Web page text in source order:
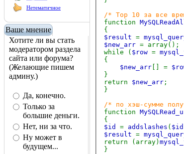
Нетематичное
Ваше мнение
Хотите ли вы стать
модератором раздела
сайта или форума?
(Желающие пишем
админу.)
Да, конечно.
Только за
большие деньги.
Нет, ни за что.
Ну может в
будущем...
/* Top 10 за все
function
{
$result =
$new_arr = array();
while ( $row =
{
$new_arr [] =
}
return $new_arr ;
}
/* по хэш-сумме
function
{
$id = addslashes ( $id
$result =
return (array)
}